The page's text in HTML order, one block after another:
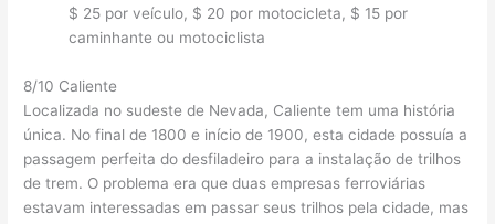
$ 25 por veículo, $ 20 por motocicleta, $ 15 por
caminhante ou motociclista
8/10 Caliente
Localizada no sudeste de Nevada, Caliente tem uma história
única. No final de 1800 e início de 1900, esta cidade possuía a
passagem perfeita do desfiladeiro para a instalação de trilhos
de trem. O problema era que duas empresas ferroviárias
estavam interessadas em passar seus trilhos pela cidade, mas